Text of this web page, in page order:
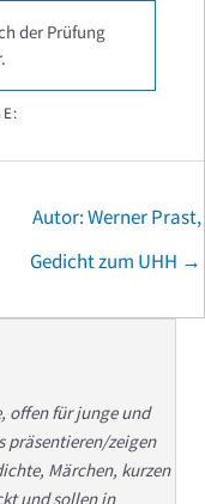
der Prüfung
Autor: Werner Prast,
Gedicht zum UHH →
offen für junge und
präsentieren/zeigen
Märchen, kurzen
und sollen in